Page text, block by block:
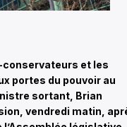
conservateurs et les
portes du pouvoir au
sortant, Brian
vendredi matin,